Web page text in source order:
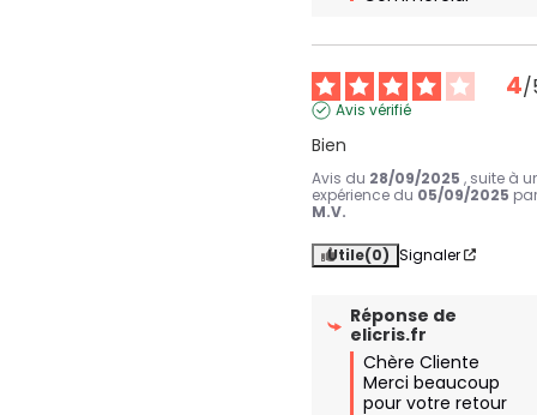
4/
Avis vérifié
Bien
Avis du 28/09/2025 , suite à
expérience du 05/09/2025 par
M.V.
Utile(0) Signaler
Réponse de
elicris.fr
Chère Cliente
Merci beaucoup
pour votre retour